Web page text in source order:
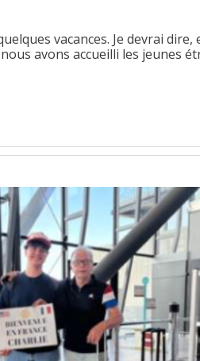
vacances. Je devrai
avons accueilli les jeunes